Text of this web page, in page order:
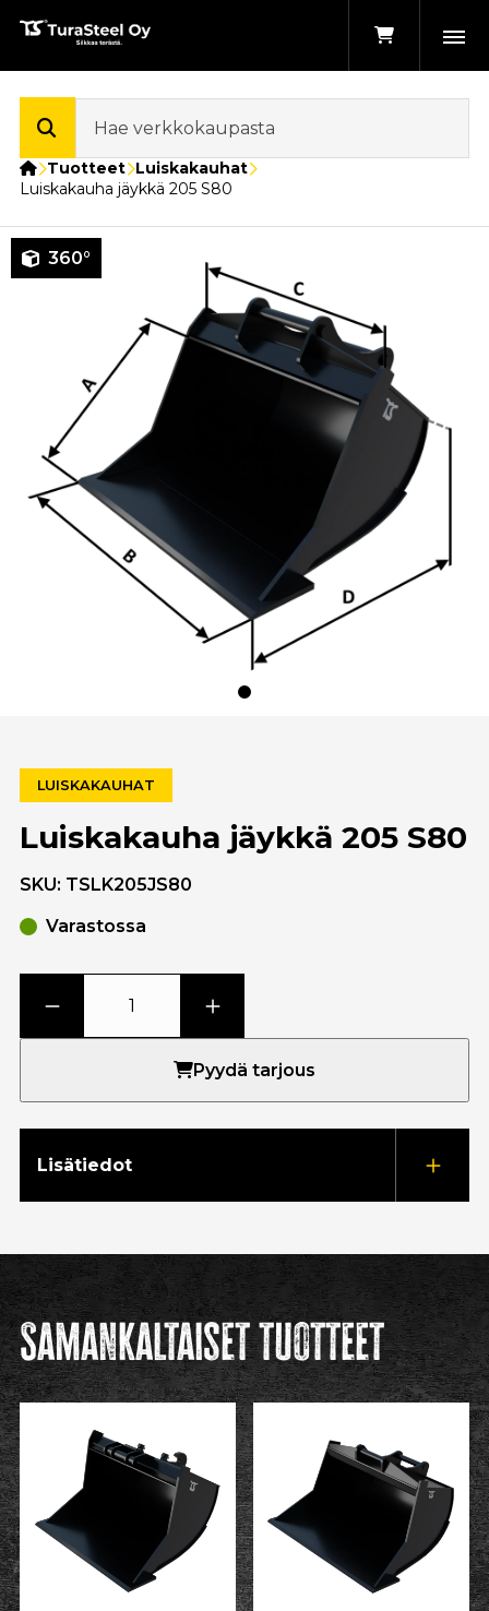
Etusivu
Tuotteet Luiskakauhat
Luiskakauha jäykkä 205 S80
360°
LUISKAKAUHAT
Luiskakauha jäykkä 205 S80
SKU: TSLK205JS80
Varastossa
Pyydä tarjous
Lisätiedot
Samankaltaiset tuotteet